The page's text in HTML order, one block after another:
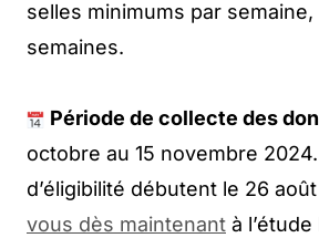
selles minimums par
semaines.
Période de collecte des
octobre au 15 novembre
d’éligibilité débutent le 26
vous dès maintenant à l’étude